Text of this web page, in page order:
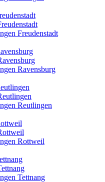
Freudenstadt
Ravensburg
Reutlingen
Rottweil
Tettnang